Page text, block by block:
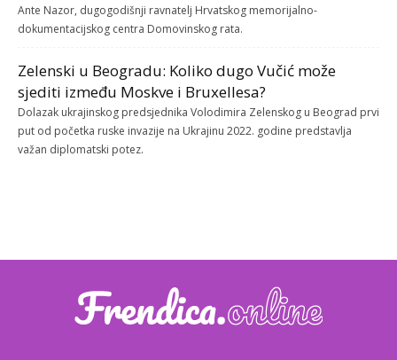
Ante Nazor, dugogodišnji ravnatelj Hrvatskog memorijalno-
dokumentacijskog centra Domovinskog rata.
Zelenski u Beogradu: Koliko dugo Vučić može
sjediti između Moskve i Bruxellesa?
Dolazak ukrajinskog predsjednika Volodimira Zelenskog u Beograd prvi
put od početka ruske invazije na Ukrajinu 2022. godine predstavlja
važan diplomatski potez.